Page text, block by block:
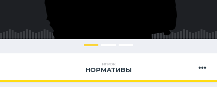
ИГРОК
НОРМАТИВЫ